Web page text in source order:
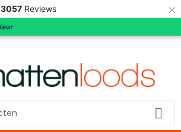
3057 Reviews ×